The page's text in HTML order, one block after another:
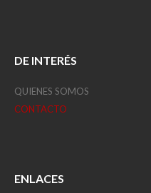
DE INTERÉS
QUIENES SOMOS
CONTACTO
ENLACES